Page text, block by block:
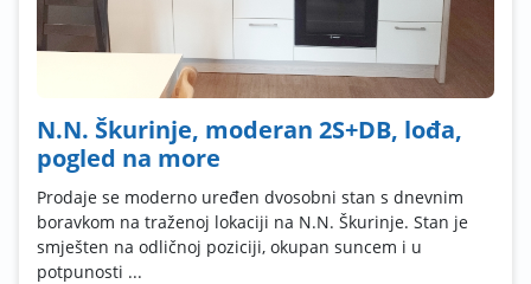
N.N. Škurinje, moderan 2S+DB, lođa,
pogled na more
Prodaje se moderno uređen dvosobni stan s dnevnim
boravkom na traženoj lokaciji na N.N. Škurinje. Stan je
smješten na odličnoj poziciji, okupan suncem i u
potpunosti ...